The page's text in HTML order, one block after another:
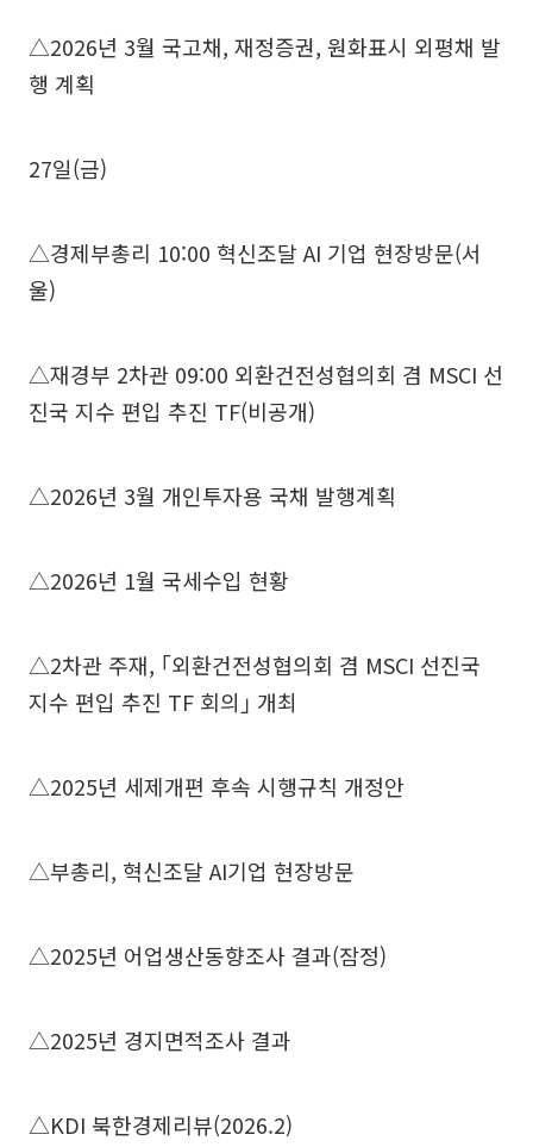
△2026년 3월 국고채, 재정증권, 원화표시 외평채 발
행 계획
27일(금)
△경제부총리 10:00 혁신조달 AI 기업 현장방문(서
울)
△재경부 2차관 09:00 외환건전성협의회 겸 MSCI 선
진국 지수 편입 추진 TF(비공개)
△2026년 3월 개인투자용 국채 발행계획
△2026년 1월 국세수입 현황
△2차관 주재, ｢외환건전성협의회 겸 MSCI 선진국
지수 편입 추진 TF 회의｣ 개최
△2025년 세제개편 후속 시행규칙 개정안
△부총리, 혁신조달 AI기업 현장방문
△2025년 어업생산동향조사 결과(잠정)
△2025년 경지면적조사 결과
△KDI 북한경제리뷰(2026.2)